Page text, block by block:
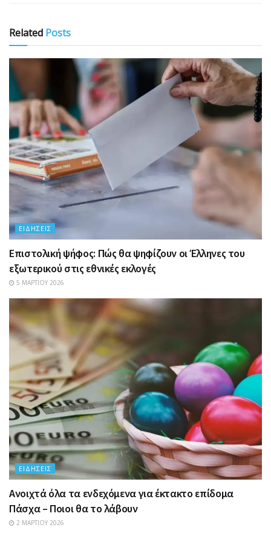
Related Posts
ΕΙΔΉΣΕΙΣ
Επιστολική ψήφος: Πώς θα ψηφίζουν οι Έλληνες του
εξωτερικού στις εθνικές εκλογές
5 ΜΑΡΤΊΟΥ 2026
ΕΙΔΉΣΕΙΣ
Ανοιχτά όλα τα ενδεχόμενα για έκτακτο επίδομα
Πάσχα – Ποιοι θα το λάβουν
2 ΜΑΡΤΊΟΥ 2026